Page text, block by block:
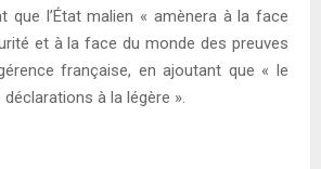
que l’État malien « amènera à la face
et à la face du monde des preuves
française, en ajoutant que « le
à la légère ».